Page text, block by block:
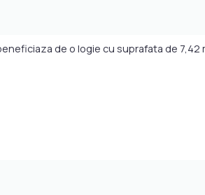
de o logie cu suprafata de 7,42